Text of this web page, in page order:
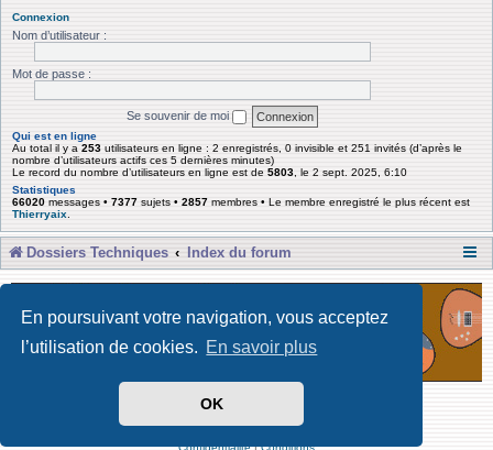
En poursuivant votre navigation, vous acceptez
l’utilisation de cookies. En savoir plus
OK
Connexion
Nom d’utilisateur :
Mot de passe :
Se souvenir de moi
Qui est en ligne
Au total il y a 253 utilisateurs en ligne : 2 enregistrés, 0 invisible et 251 invités (d’après le
nombre d’utilisateurs actifs ces 5 dernières minutes)
Le record du nombre d’utilisateurs en ligne est de 5803 , le 2 sept. 2025, 6:10
Statistiques
66020 messages • 7377 sujets • 2857 membres • Le membre enregistré le plus récent est
Thierryaix
Dossiers Techniques Index du forum
Développé par Forum Software © phpBB Limited
Traduit par phpBB-fr
Confidentialité|Conditions